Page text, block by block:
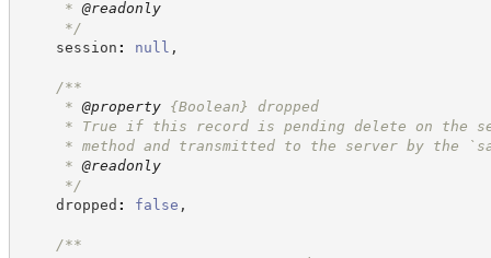
* @readonly
*/
session : null ,
/**
* @property {Boolean}
dropped
* True if this record is pending delete on the
* method and transmitted to the server by the
* @readonly
*/
dropped : false ,
/**